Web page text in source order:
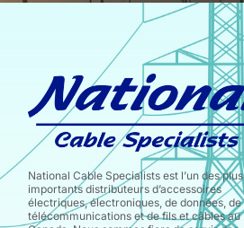
National Cable Specialists est l’un des plus
importants distributeurs d’accessoires
électriques, électroniques, de données, de
télécommunications et de fils et câbles au